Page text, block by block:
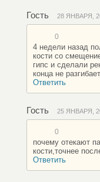
Гость 28 ЯНВАРЯ,
0
4 недели назад
кости со
гипс и сделали
конца не
Ответить
Гость 25 ЯНВАРЯ,
0
почему отекают
кости,точнее
Ответить